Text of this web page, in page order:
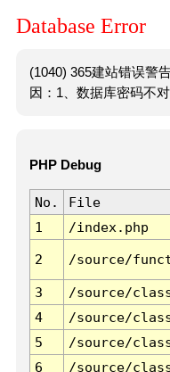
Database Error
(1040) 365建站错误警
因：1、数据库密码不
PHP Debug
No. File
1
/index.php
2 /source/
3 /source/
4
/source/
5
/source/
6
/source/